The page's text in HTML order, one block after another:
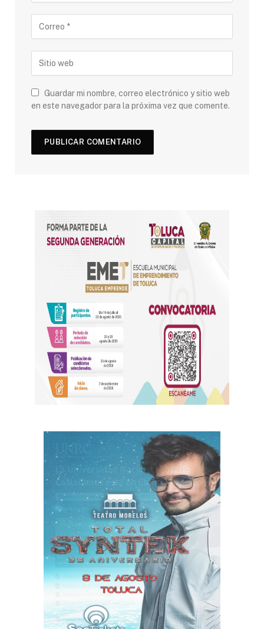
Guardar mi nombre, correo electrónico y sitio web
en este navegador para la próxima vez que comente.